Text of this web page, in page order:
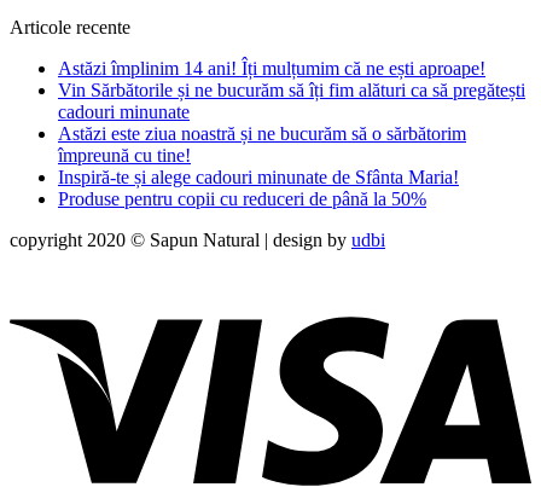
Articole recente
Astăzi împlinim 14 ani! Îți mulțumim că ne ești aproape!
Vin Sărbătorile și ne bucurăm să îți fim alături ca să pregătești
cadouri minunate
Astăzi este ziua noastră și ne bucurăm să o sărbătorim
împreună cu tine!
Inspiră-te și alege cadouri minunate de Sfânta Maria!
Produse pentru copii cu reduceri de până la 50%
copyright 2020 © Sapun Natural | design by udbi